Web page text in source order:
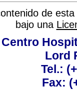
de
bajo una
Centro
Lord
Tel.:
Fax: